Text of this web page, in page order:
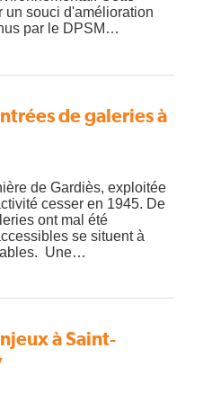
un souci d'amélioration
par le DPSM…
de galeries à
de Gardiès, exploitée
cesser en 1945. De
ont mal été
se situent à
Une…
à Saint-